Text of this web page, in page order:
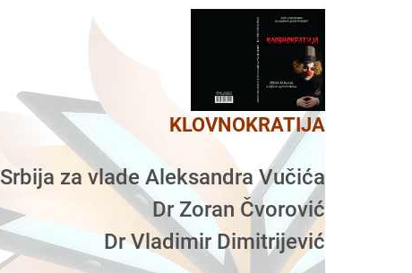
KLOVNOKRATIJA
Srbija za vlade Aleksandra Vučića
Dr Zoran Čvorović
Dr Vladimir Dimitrijević